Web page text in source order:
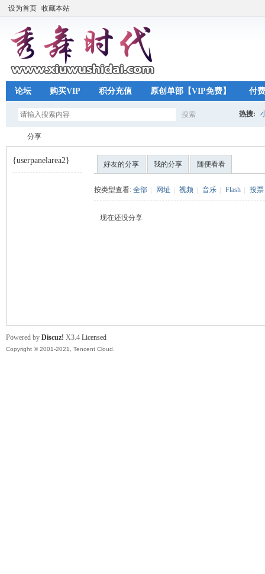
设为首页 收藏本站
论坛 购买VIP 积分充值 原创单部【VIP免费】 付
搜索 热搜:
分享
{userpanelarea2} 好友的分享 我的分享 随便看看
按类型查看: 全部 网址 视频 音乐 Flash 投票
现在还没分享
Powered by Discuz! X3.4 Licensed
Copyright © 2001-2021, Tencent Cloud.